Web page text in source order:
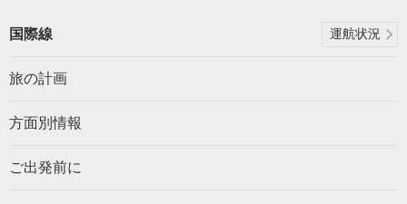
国際線 運航状況
旅の計画
方面別情報
ご出発前に